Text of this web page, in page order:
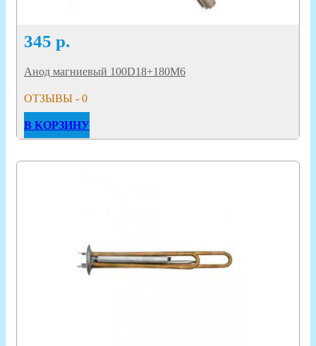
345 р.
Анод магниевый 100D18+180M6
ОТЗЫВЫ - 0
В КОРЗИНУ